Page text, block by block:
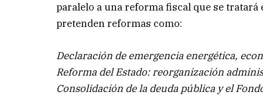
paralelo a una reforma fiscal que se tratará
pretenden reformas como:
Declaración de emergencia energética,
Reforma del Estado: reorganización
Consolidación de la deuda pública y el